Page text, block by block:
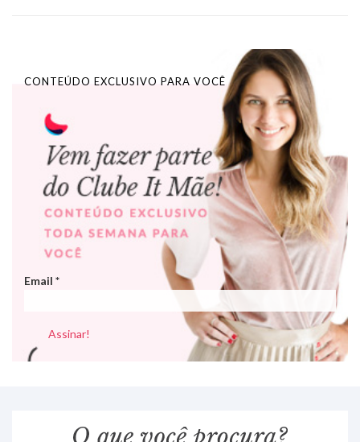
CONTEÚDO EXCLUSIVO PARA VOCÊ
Email *